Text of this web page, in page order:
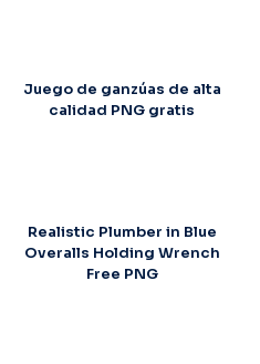
Juego de ganzúas de alta
calidad PNG gratis
Realistic Plumber in Blue
Overalls Holding Wrench
Free PNG